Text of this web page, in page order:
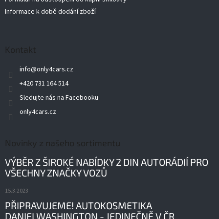
Informace k době dodání zboží
Kontakt
info@only4cars.cz
+420 731 164 514
Sledujte nás na Facebooku
only4cars.cz
Novinky z našeho sortimentu
VÝBĚR Z ŠIROKÉ NABÍDKY 2 DIN AUTORÁDIÍ PRO
VŠECHNY ZNAČKY VOZŮ
15.3.2023
PŘIPRAVUJEME! AUTOKOSMETIKA
DANIELWASHINGTON - JEDINEČNĚ V ČR